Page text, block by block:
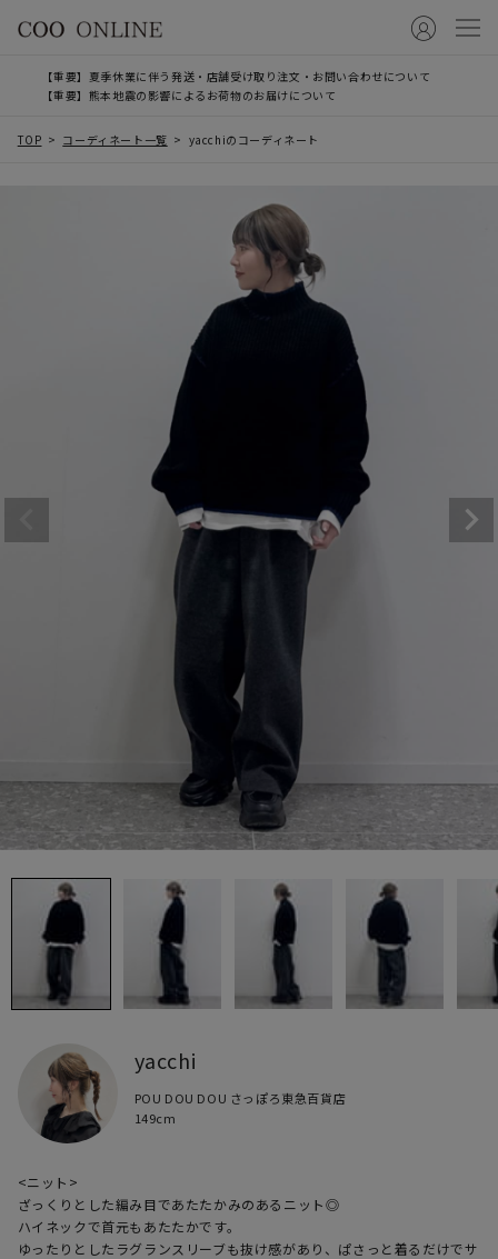
【重要】夏季休業に伴う発送・店舗受け取り注文・お問い合わせについて
【重要】熊本地震の影響によるお荷物のお届けについて
TOP コーディネート一覧 yacchiのコーディネート
yacchi
POU DOU DOU さっぽろ東急百貨店
149cm
<ニット>
ざっくりとした編み目であたたかみのあるニット◎
ハイネックで首元もあたたかです。
ゆったりとしたラグランスリーブも抜け感があり、ぱさっと着るだけでサ